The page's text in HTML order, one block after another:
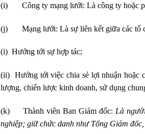
(i) Công ty mạng lưới: Là công ty hoặc
(j) Mạng lưới: Là sự liên kết giữa các tổ
(i) Hướng tới sự hợp tác;
(ii) Hướng tới việc chia sẻ lợi nhuận hoặc
lượng, chiến lược kinh doanh, sử dụng
(k) Thành viên Ban Giám đốc: Là
nghiệp; giữ chức danh như Tổng Giám